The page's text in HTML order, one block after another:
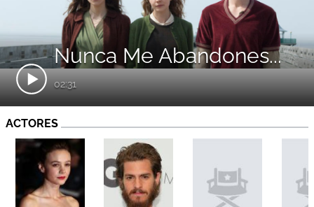
Nunca Me Abandones...
02:31
ACTORES